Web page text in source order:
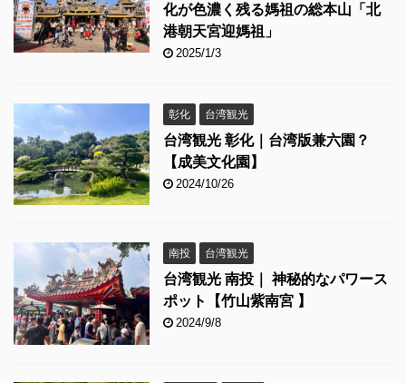
化が色濃く残る媽祖の総本山「北
港朝天宮迎媽祖」
2025/1/3
彰化 台湾観光
台湾観光 彰化｜台湾版兼六園？
【成美文化園】
2024/10/26
南投 台湾観光
台湾観光 南投｜ 神秘的なパワース
ポット【竹山紫南宮 】
2024/9/8